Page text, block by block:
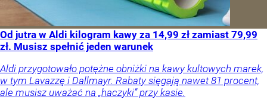
Od jutra w Aldi kilogram kawy za 14,99 zł zamiast 79,99
zł. Musisz spełnić jeden warunek
Aldi przygotowało potężne obniżki na kawy kultowych marek,
w tym Lavazzę i Dallmayr. Rabaty sięgają nawet 81 procent,
ale musisz uważać na „haczyki” przy kasie.